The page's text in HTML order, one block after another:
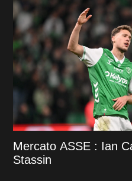
Mercato ASSE : Ian
Stassin